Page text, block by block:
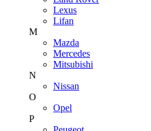
Lexus
Lifan
M
Mazda
Mercedes
Mitsubishi
N
Nissan
O
Opel
P